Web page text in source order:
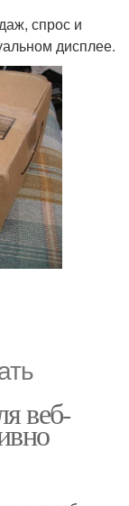
спрос и
дисплее.
веб-